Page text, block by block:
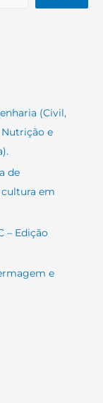
(Civil,
Nutrição e
de
cultura em
– Edição
e